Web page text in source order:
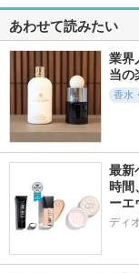
あわせて読みたい
業界
当の
香水
最新
時間
ーエ
ディ